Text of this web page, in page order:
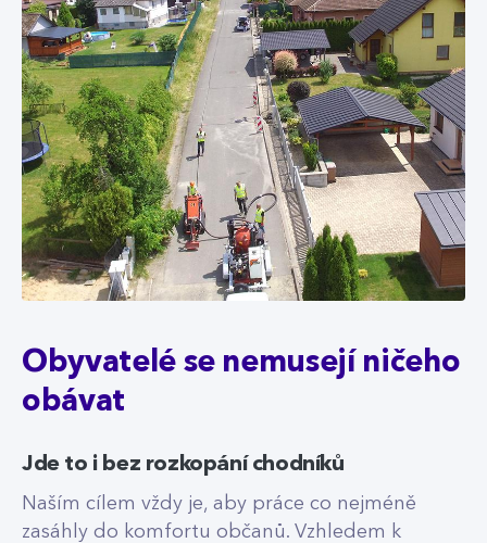
Obyvatelé se nemusejí ničeho
obávat
Jde to i bez rozkopání chodníků
Naším cílem vždy je, aby práce co nejméně
zasáhly do komfortu občanů. Vzhledem k